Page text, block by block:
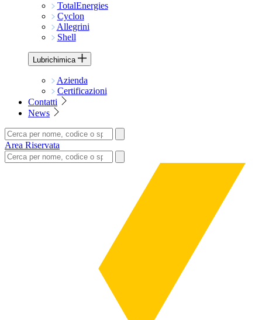
TotalEnergies
Cyclon
Allegrini
Shell
Lubrichimica
Azienda
Certificazioni
Contatti
News
Area Riservata